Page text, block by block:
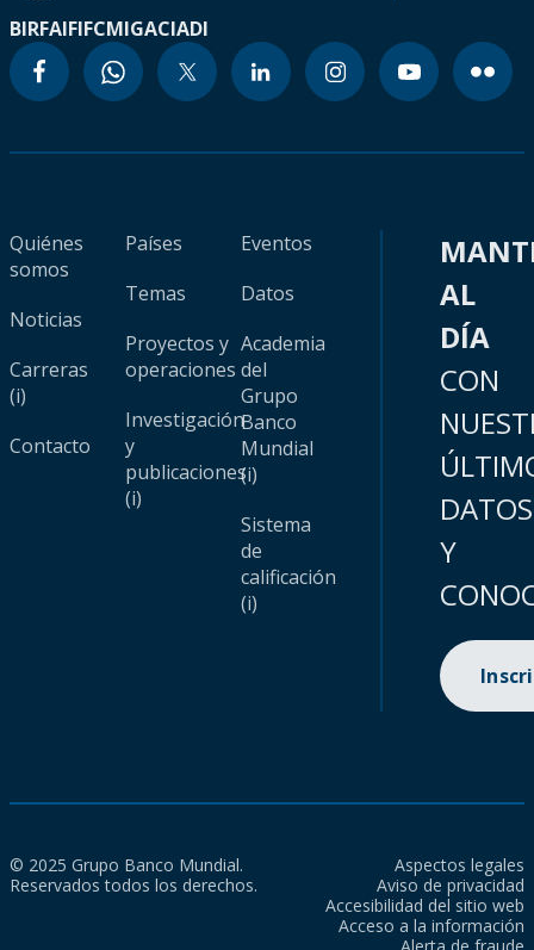
BIRFAIFIFCMIGACIADI
Quiénes
somos
Noticias
Carreras
(i)
Contacto
Países
Temas
Proyectos y
operaciones
Investigación
y
publicaciones
(i)
Eventos
Datos
Academia
del
Grupo
Banco
Mundial
(i)
Sistema
de
calificación
(i)
AL
DÍA
CON
DATOS
Y
© 2025 Grupo Banco Mundial.
Reservados todos los derechos.
Aspectos legales
Aviso de privacidad
Accesibilidad del sitio web
Acceso a la información